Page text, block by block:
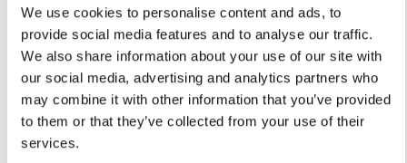
We use cookies to personalise content and ads, to
provide social media features and to analyse our traffic.
We also share information about your use of our site with
our social media, advertising and analytics partners who
may combine it with other information that you’ve provided
to them or that they’ve collected from your use of their
services.